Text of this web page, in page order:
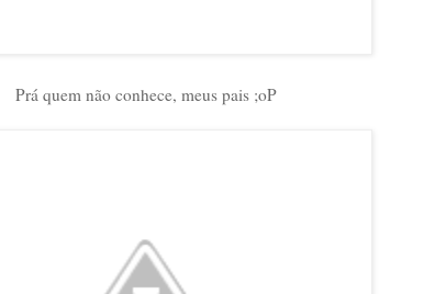
Prá quem não conhece, meus pais ;oP